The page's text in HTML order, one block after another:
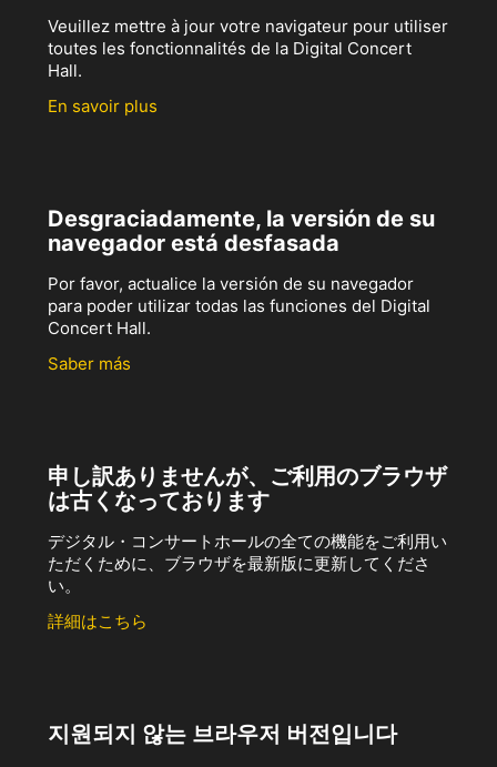
Veuillez mettre à jour votre navigateur pour utiliser
toutes les fonctionnalités de la Digital Concert
Hall.
En savoir plus
Desgraciadamente, la versión de su
navegador está desfasada
Por favor, actualice la versión de su navegador
para poder utilizar todas las funciones del Digital
Concert Hall.
Saber más
申し訳ありませんが、ご利用のブラウザ
は古くなっております
デジタル・コンサートホールの全ての機能をご利用い
ただくために、ブラウザを最新版に更新してくださ
い。
詳細はこちら
지원되지 않는 브라우저 버전입니다